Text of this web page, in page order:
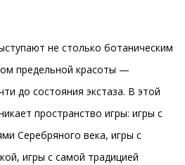
не столько ботаническим
предельной красоты —
до состояния экстаза. В этой
пространство игры: игры с
Серебряного века, игры с
игры с самой традицией